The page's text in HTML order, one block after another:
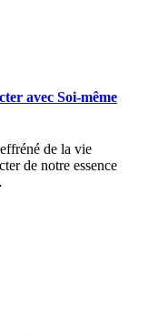
avec Soi-même
de la vie
de notre essence